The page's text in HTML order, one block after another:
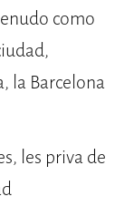
como
la Barcelona
les priva de